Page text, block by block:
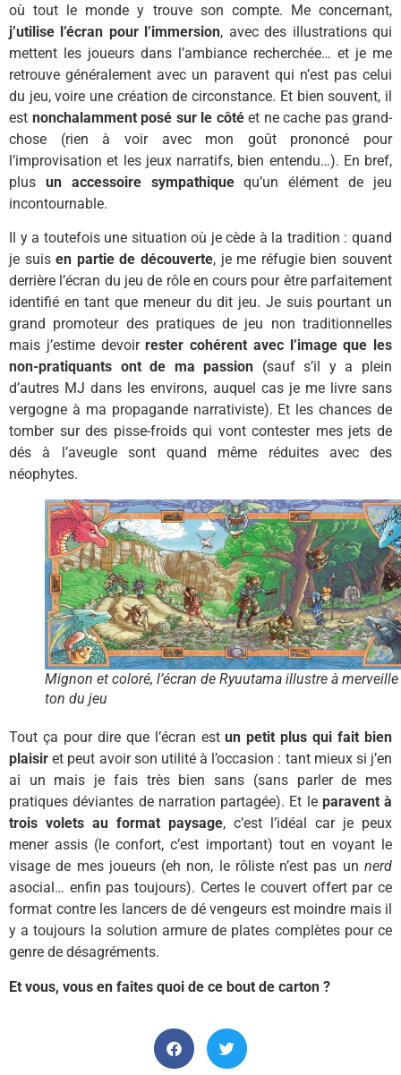
où tout le monde y trouve son compte. Me concernant,
j’utilise l’écran pour l’immersion, avec des illustrations qui
mettent les joueurs dans l’ambiance recherchée… et je me
retrouve généralement avec un paravent qui n’est pas celui
du jeu, voire une création de circonstance. Et bien souvent, il
est nonchalamment posé sur le côtéet ne cache pas grand-
chose (rien à voir avec mon goût prononcé pour
l’improvisation et les jeux narratifs, bien entendu…). En bref,
plus un accessoire sympathiquequ’un élément de jeu
incontournable.
Il y a toutefois une situation où je cède à la tradition : quand
je suisen partie de découverte, je me réfugie bien souvent
derrière l’écran du jeu de rôle en cours pour être parfaitement
identifié en tant que meneur du dit jeu. Je suis pourtant un
grand promoteur des pratiques de jeu non traditionnelles
mais j’estime devoirrester cohérent avec l’image que les
non-pratiquants ont de ma passion (sauf s’il y a plein
d’autres MJ dans les environs, auquel cas je me livre sans
vergogne à ma propagande narrativiste). Et les chances de
tomber sur des pisse-froids qui vont contester mes jets de
dés à l’aveugle sont quand même réduites avec des
néophytes.
Mignon et coloré, l’écran de Ryuutama illustre à
ton du jeu
Tout ça pour dire que l’écran estun petit plus qui fait bien
plaisir et peut avoir son utilité à l’occasion : tant mieux si j’en
ai un mais je fais très bien sans (sans parler de mes
pratiques déviantes de narration partagée). Et le paravent à
trois volets au format paysage, c’est l’idéal car je peux
mener assis (le confort, c’est important) tout en voyant le
visage de mes joueurs (eh non, le rôliste n’est pas un nerd
asocial… enfin pas toujours). Certes le couvert offert par ce
format contre les lancers de dé vengeurs est moindre mais il
y a toujours la solution armure de plates complètes pour ce
genre de désagréments.
Et vous, vous en faites quoi de ce bout de carton ?